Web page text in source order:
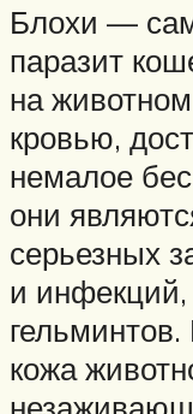
Блохи —
паразит
на
кровью,
немалое
они
серьезных
и инфекций,
кожа